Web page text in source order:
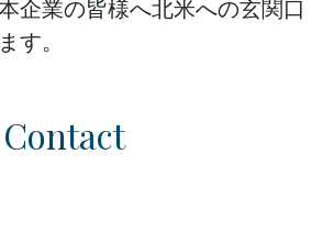
企業の皆様へ北米への玄関口
す。